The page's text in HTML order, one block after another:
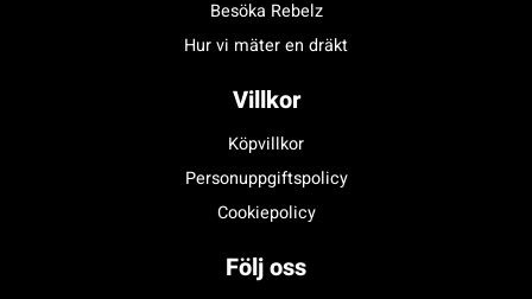
Besöka Rebelz
Hur vi mäter en dräkt
Villkor
Köpvillkor
Personuppgiftspolicy
Cookiepolicy
Följ oss